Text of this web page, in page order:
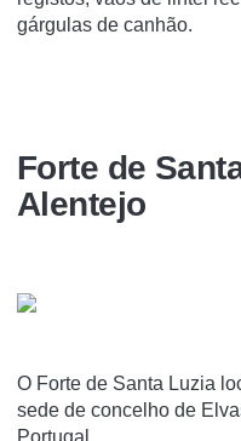
gárgulas de canhão.
Forte de
Alentejo
O Forte de Santa Luzia
sede de concelho de